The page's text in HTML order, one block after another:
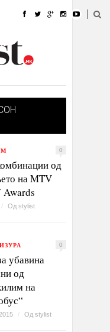
УБАВИНА
0
од
на MTV
/ Од stylist
0
убавина
од
на
/ Од stylist